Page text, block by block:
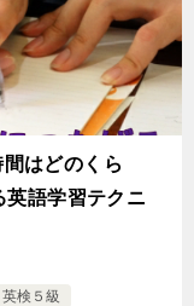
はどのくら
英語学習テクニ
英検５級